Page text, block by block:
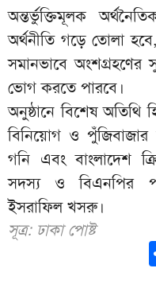
অন্তর্ভুক্তিমূলক
অর্থনীতি গড়ে তোলা
সমানভাবে
ভোগ করতে পারবে।
অনুষ্ঠানে বিশেষ অতিথি
বিনিয়োগ ও পুঁজিবাজার
গনি এবং বাংলাদেশ
সদস্য ও বিএনপির
ইসরাফিল খসরু।
সূত্র: ঢাকা পোষ্ট